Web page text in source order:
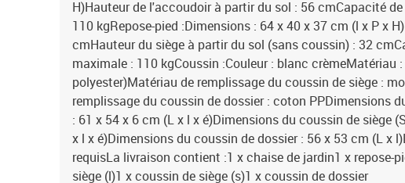
H)Hauteur de l'accoudoir à partir du sol : 56 cmCapacité
110 kgRepose-pied :Dimensions : 64 x 40 x 37 cm (l x P x
cmHauteur du siège à partir du sol (sans coussin) : 32
maximale : 110 kgCoussin :Couleur : blanc crèmeMatériau
polyester)Matériau de remplissage du coussin de siège :
remplissage du coussin de dossier : coton PPDimensions
: 61 x 54 x 6 cm (L x l x é)Dimensions du coussin de siège
x l x é)Dimensions du coussin de dossier : 56 x 53 cm (L x
requisLa livraison contient :1 x chaise de jardin1 x repose-
siège (l)1 x coussin de siège (s)1 x coussin de dossier